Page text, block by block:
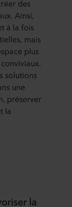
des
Ainsi,
à la fois
mais
plus
solutions
une
préserver
la
la